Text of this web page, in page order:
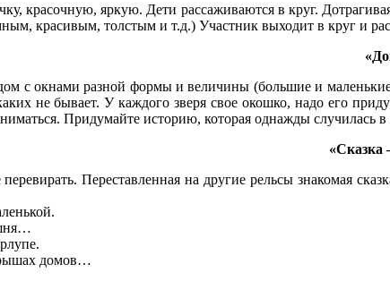
красочную, яркую. Дети рассаживаются в круг.
красивым, толстым и т.д.) Участник выходит в круг и
с окнами разной формы и величины (большие и
не бывает. У каждого зверя свое окошко, надо его
Придумайте историю, которая однажды случилась
«Сказка
перевирать. Переставленная на другие рельсы знакомая
домов…